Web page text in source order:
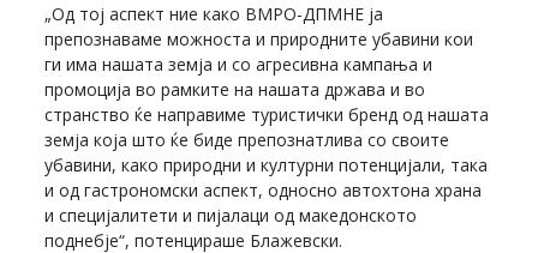
„Од тој аспект ние како ВМРО-ДПМНЕ ја
препознаваме можноста и природните убавини кои
ги има нашата земја и со агресивна кампања и
промоција во рамките на нашата држава и во
странство ќе направиме туристички бренд од нашата
земја која што ќе биде препознатлива со своите
убавини, како природни и културни потенцијали, така
и од гастрономски аспект, односно автохтона храна
и специјалитети и пијалаци од македонското
поднебје“, потенцираше Блажевски.